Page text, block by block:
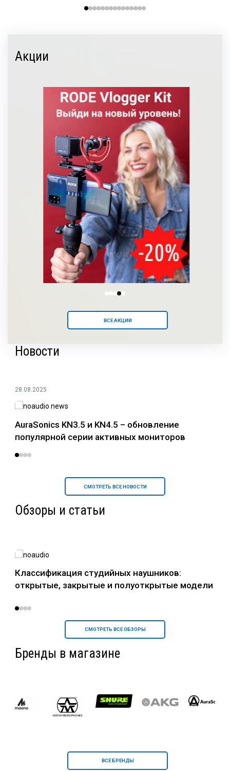
Акции
ВСЕ АКЦИИ
Новости
28.08.2025
AuraSonics KN3.5 и KN4.5 – обновление
популярной серии активных мониторов
СМОТРЕТЬ ВСЕ НОВОСТИ
Обзоры и статьи
Классификация студийных наушников:
открытые, закрытые и полуоткрытые модели
СМОТРЕТЬ ВСЕ ОБЗОРЫ
Бренды в магазине
ВСЕ БРЕНДЫ